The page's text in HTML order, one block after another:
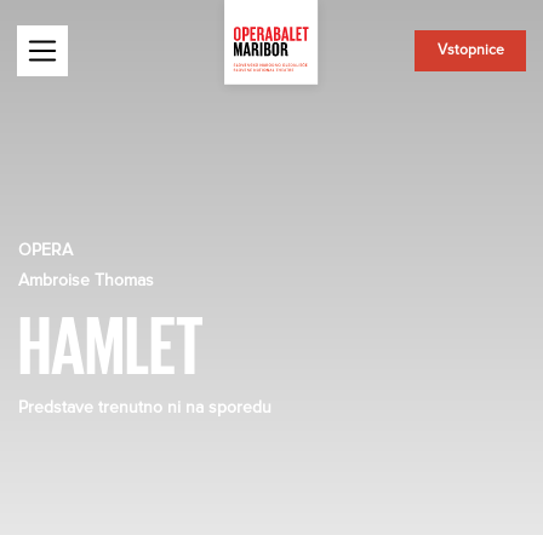
Vstopnice
OPERA
Ambroise Thomas
HAMLET
Predstave trenutno ni na sporedu